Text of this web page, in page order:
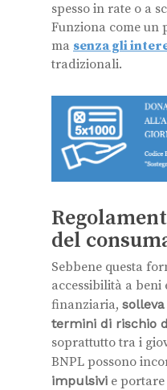
spesso in rate o a
Funziona come un
ma senza gli
tradizionali.
del
Sebbene questa
accessibilità a beni
finanziaria,
termini di rischio
soprattutto tra i
BNPL possono
impulsivi e